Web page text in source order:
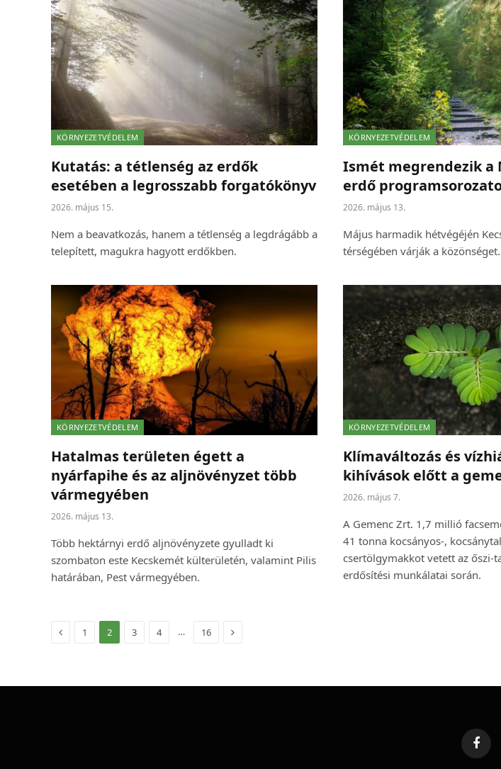
KÖRNYEZETVÉDELEM
Kutatás: a tétlenség az erdők
esetében a legrosszabb forgatókönyv
2026. május 15.
Nem a beavatkozás, hanem a tétlenség a legdrágább a
telepített, magukra hagyott erdőkben.
KÖRNYEZETVÉDELEM
Ismét megrendezik a
erdő
2026. május 13.
Május harmadik hétvégéjén
térségében várják a közönséget.
KÖRNYEZETVÉDELEM
Hatalmas területen égett a
nyárfapihe és az aljnövényzet több
vármegyében
2026. május 13.
Több hektárnyi erdő aljnövényzete gyulladt ki
szombaton este Kecskemét külterületén, valamint Pilis
határában, Pest vármegyében.
KÖRNYEZETVÉDELEM
Klímaváltozás és
kihívások előtt a
2026. május 7.
A Gemenc Zrt. 1,7 millió
41 tonna kocsányos-,
csertölgymakkot vetett az őszi-
erdősítési munkálatai során.
Előző1 2 3 4 … 16 Következő